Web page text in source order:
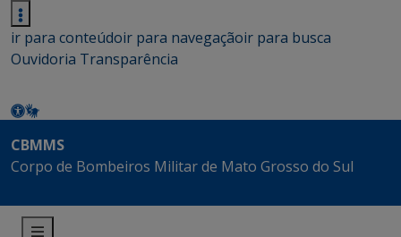
ir para conteúdoir para navegaçãoir para busca
Ouvidoria Transparência
CBMMS
Corpo de Bombeiros Militar de Mato Grosso do Sul